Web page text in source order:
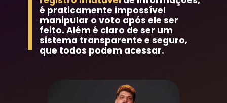
é praticamente impossível
manipular o voto após ele ser
feito. Além é claro de ser um
sistema transparente e seguro,
que todos podem acessar.